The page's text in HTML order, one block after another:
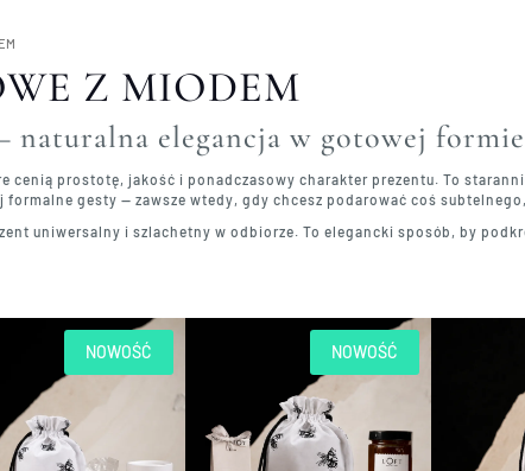
Z MIODEM
naturalna elegancja w gotowej formie
cenią prostotę, jakość i ponadczasowy charakter prezentu. To
gesty — zawsze wtedy, gdy chcesz podarować coś
uniwersalny i szlachetny w odbiorze. To elegancki sposób, by
NOWOŚĆ NOWOŚĆ